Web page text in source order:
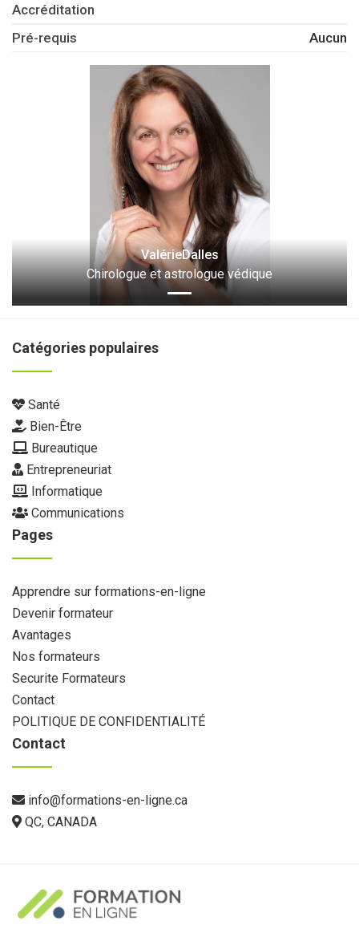
Accréditation
Pré-requis
Aucun
ValérieDalles
Chirologue et astrologue védique
Catégories populaires
Santé
Bien-Être
Bureautique
Entrepreneuriat
Informatique
Communications
Pages
Apprendre sur formations-en-ligne
Devenir formateur
Avantages
Nos formateurs
Securite Formateurs
Contact
POLITIQUE DE CONFIDENTIALITÉ
Contact
info@formations-en-ligne.ca
QC, CANADA